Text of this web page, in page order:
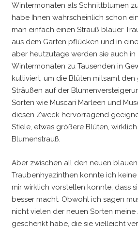
Wintermonaten als Schnittblumen
habe Ihnen wahrscheinlich schon
man einfach einen Strauß blauer
aus dem Garten pflücken und in
aber heutzutage werden sie auch in
Wintermonaten zu Tausenden in
kultiviert, um die Blüten mitsamt
Sträußen auf der
Sorten wie Muscari Marleen und
diesen Zweck hervorragend
Stiele, etwas größere Blüten,
Blumenstrauß.
Aber zwischen all den neuen blauen
Traubenhyazinthen konnte ich
mir wirklich vorstellen konnte, dass
besser macht. Obwohl ich sagen
nicht vielen der neuen Sorten meine
geschenkt habe, die sie vielleicht